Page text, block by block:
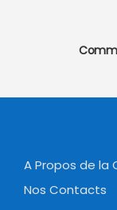
A Propos de la
Nos Contacts